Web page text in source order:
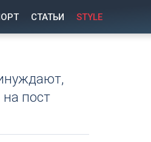
СТАТЬИ STYLE
пост